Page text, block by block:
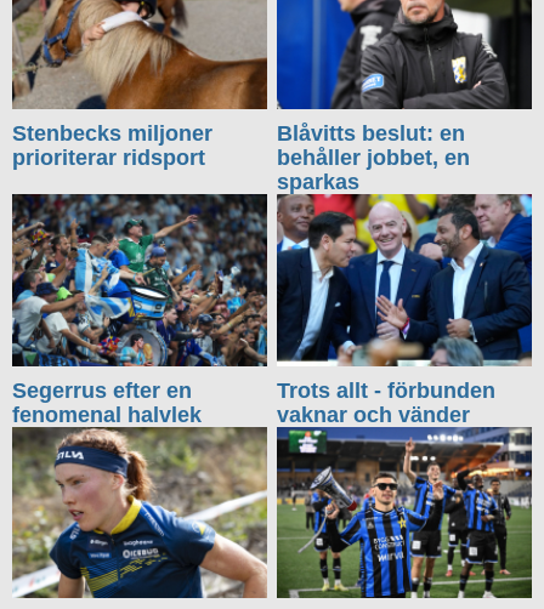
Stenbecks miljoner
prioriterar ridsport
Blåvitts beslut: en
behåller jobbet, en
sparkas
Segerrus efter en
fenomenal halvlek
Trots allt - förbunden
vaknar och vänder